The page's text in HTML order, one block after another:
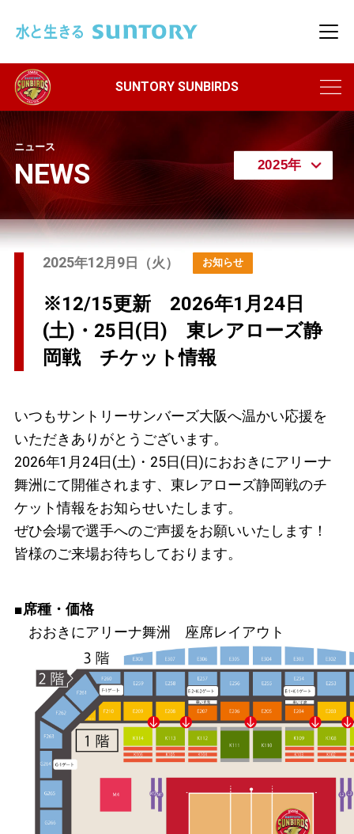
メ
ニュース
NEWS
2025年12月 9日（火）
※12/15更新 2026年1月24日
(土)・25日(日) 東レアローズ静
岡戦 チケット情報
いつもサントリーサンバーズ大阪へ温かい応援を
いただきありがとうございます。
2026年1月24日(土)・25日(日)におおきにアリーナ
舞洲にて開催されます、東レアローズ静岡戦のチ
ケット情報をお知らせいたします。
ぜひ会場で選手へのご声援をお願いいたします！
皆様のご来場お待ちしております。
■席種・価格
おおきにアリーナ舞洲
座席レイアウト